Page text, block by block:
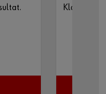
Klar til brug.